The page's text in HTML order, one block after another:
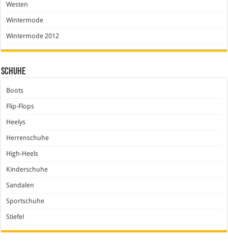
Westen
Wintermode
Wintermode 2012
Schuhe
Boots
Flip-Flops
Heelys
Herrenschuhe
High-Heels
Kinderschuhe
Sandalen
Sportschuhe
Stiefel